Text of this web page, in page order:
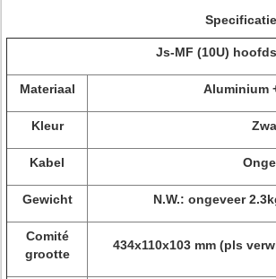
Js-MF (10U)
Materiaal Aluminium
Kleur
Kabel
Gewicht N.W.: ongeveer
Comité
grootte
434x110x103 mm (pls